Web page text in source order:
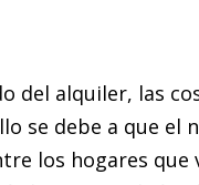
del alquiler, las
se debe a que el
los hogares que